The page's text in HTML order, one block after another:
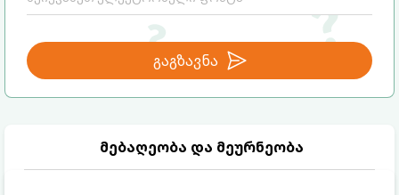
გაგზავნა
მებაღეობა და მეურნეობა